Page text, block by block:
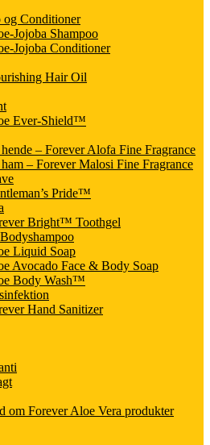
og Conditioner
Jojoba Shampoo
Jojoba Conditioner
Hair Oil
Ever-Shield™
– Forever Alofa Fine Fragrance
– Forever Malosi Fine Fragrance
Pride™
Bright™ Toothgel
Liquid Soap
Avocado Face & Body Soap
Body Wash™
Hand Sanitizer
om Forever Aloe Vera produkter